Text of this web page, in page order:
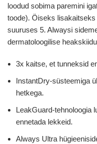
loodud sobima paremini
toode). Öiseks
suuruses 5. Alwaysi
dermatoloogilise heakskiidu
3x kaitse, et tunneksid
InstantDry-süsteemiga
hetkega.
LeakGuard-tehnoloogia
ennetada lekkeid.
Always Ultra